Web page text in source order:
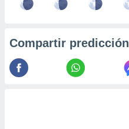
Compartir predicción